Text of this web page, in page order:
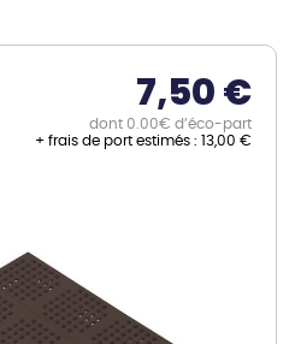
7,50 €
dont 0.00€ d’éco-part
+ frais de port estimés : 13,00 €